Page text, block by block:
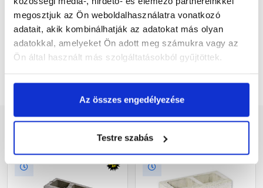
megosztjuk az Ön weboldalhasználatra vonatkozó
adatait, akik kombinálhatják az adatokat más olyan
adatokkal, amelyeket Ön adott meg számukra vagy az
Ön által használt más szolgáltatásokból gyűjtöttek.
Az összes engedélyezése
Testre szabás
Elolvastam és elfogadom az
Általános Szerződési
feltétleket
Feliratkozom
Kapcsolódó termékek